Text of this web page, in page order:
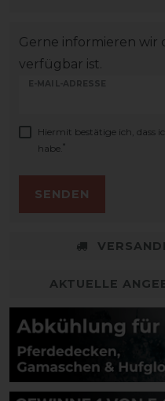
Gerne informieren wir
verfügbar ist.
E-MAIL-ADRESSE
Hiermit bestätige ich, dass
habe. *
SENDEN
AKTUELLE